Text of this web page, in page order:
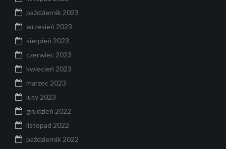
październik 2023
wrzesień 2023
sierpień 2023
czerwiec 2023
kwiecień 2023
marzec 2023
luty 2023
grudzień 2022
listopad 2022
październik 2022